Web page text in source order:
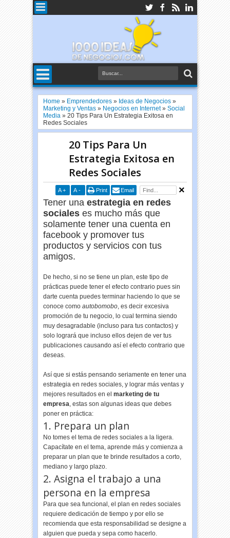
Home » Emprendedores » Ideas de Negocios »
Marketing y Ventas » Negocios en Internet»Social
Media »20 Tips Para Un Estrategia Exitosa en
Redes Sociales
20 Tips Para Un
Estrategia Exitosa en
Redes Sociales
A + A - Print Email
Tener unaestrategia en redes
sociales es mucho más que
solamente tener una cuenta en
facebook y promover tus
productos y servicios con tus
amigos.
De hecho, si no se tiene un plan, este tipo de
prácticas puede tener el efecto contrario pues sin
darte cuenta puedes terminar haciendo lo que se
conoce comoautobomobo, es decir excesiva
promoción de tu negocio, lo cual termina siendo
muy desagradable (incluso para tus contactos) y
solo logrará que incluso ellos dejen de ver tus
publicaciones causando así el efecto contrario que
deseas.
Así que si estás pensando seriamente en tener una
estrategia en redes sociales, y lograr más ventas y
mejores resultados en elmarketing de tu
empresa, estas son algunas ideas que debes
poner en práctica:
1. Prepara un plan
No tomes el tema de redes sociales a la ligera.
Capacítate en el tema, aprende más y comienza a
preparar un plan que te brinde resultados a corto,
mediano y largo plazo.
2. Asigna el trabajo a una
persona en la empresa
Para que sea funcional, el plan en redes sociales
requiere dedicación de tiempo y por ello se
recomienda que esta responsabilidad se designe a
alguien que pueda y sepa como hacerlo.